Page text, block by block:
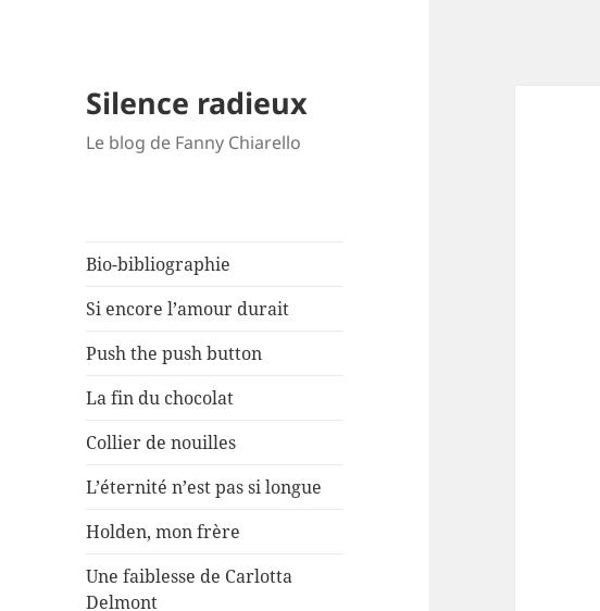
Silence radieux
Le blog de Fanny Chiarello
Bio-bibliographie
Si encore l’amour durait
Push the push button
La fin du chocolat
Collier de nouilles
L’éternité n’est pas si longue
Holden, mon frère
Une faiblesse de Carlotta
Delmont